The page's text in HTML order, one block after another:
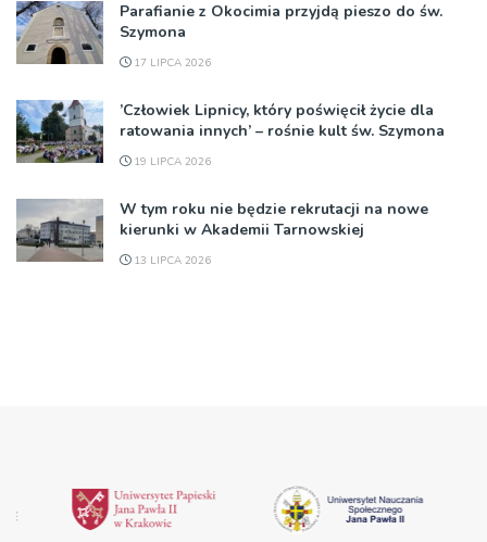
Parafianie z Okocimia przyjdą pieszo do św.
Szymona
17 LIPCA 2026
’Człowiek Lipnicy, który poświęcił życie dla
ratowania innych’ – rośnie kult św. Szymona
19 LIPCA 2026
W tym roku nie będzie rekrutacji na nowe
kierunki w Akademii Tarnowskiej
13 LIPCA 2026